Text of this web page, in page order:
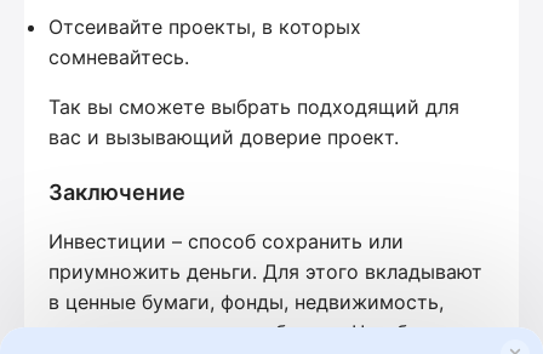
Отсеивайте проекты, в которых
сомневайтесь.
Так вы сможете выбрать подходящий для
вас и вызывающий доверие проект.
Заключение
Инвестиции – способ сохранить или
приумножить деньги. Для этого вкладывают
в ценные бумаги, фонды, недвижимость,
драгоценные металлы, бизнес. Чем больше